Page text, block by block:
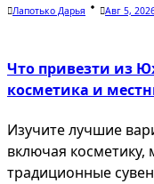
Лапотько Дарья Авг 5,
Что привезти из
косметика и
Изучите лучшие
включая
традиционные